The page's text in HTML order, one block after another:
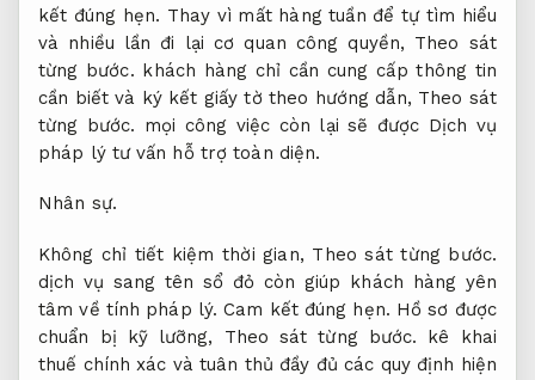
kết đúng hẹn. Thay vì mất hàng tuần để tự tìm hiểu
và nhiều lần đi lại cơ quan công quyền, Theo sát
từng bước. khách hàng chỉ cần cung cấp thông tin
cần biết và ký kết giấy tờ theo hướng dẫn, Theo sát
từng bước. mọi công việc còn lại sẽ được Dịch vụ
pháp lý tư vấn hỗ trợ toàn diện.
Nhân sự.
Không chỉ tiết kiệm thời gian, Theo sát từng bước.
dịch vụ sang tên sổ đỏ còn giúp khách hàng yên
tâm về tính pháp lý.Cam kết đúng hẹn. Hồ sơ được
chuẩn bị kỹ lưỡng, Theo sát từng bước. kê khai
thuế chính xác và tuân thủ đầy đủ các quy định hiện